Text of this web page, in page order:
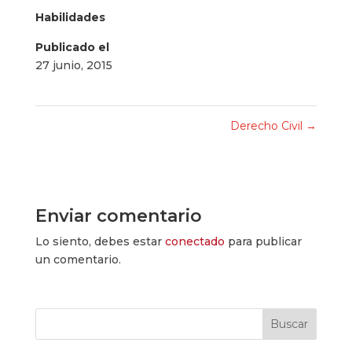
Habilidades
Publicado el
27 junio, 2015
Derecho Civil →
Enviar comentario
Lo siento, debes estar conectado para publicar
un comentario.